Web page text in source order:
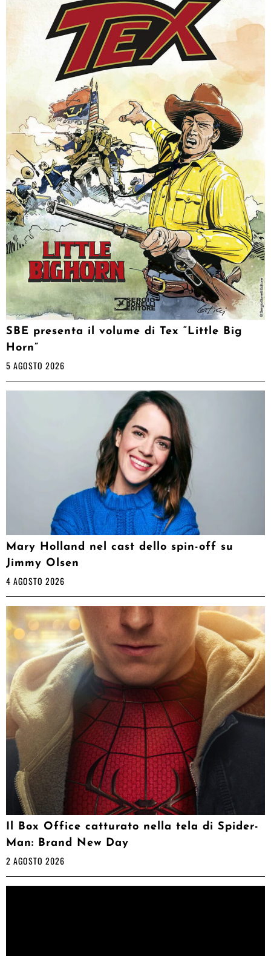
SBE presenta il volume di Tex “Little Big
Horn”
5 AGOSTO 2026
Mary Holland nel cast dello spin-off su
Jimmy Olsen
4 AGOSTO 2026
Il Box Office catturato nella tela di Spider-
Man: Brand New Day
2 AGOSTO 2026